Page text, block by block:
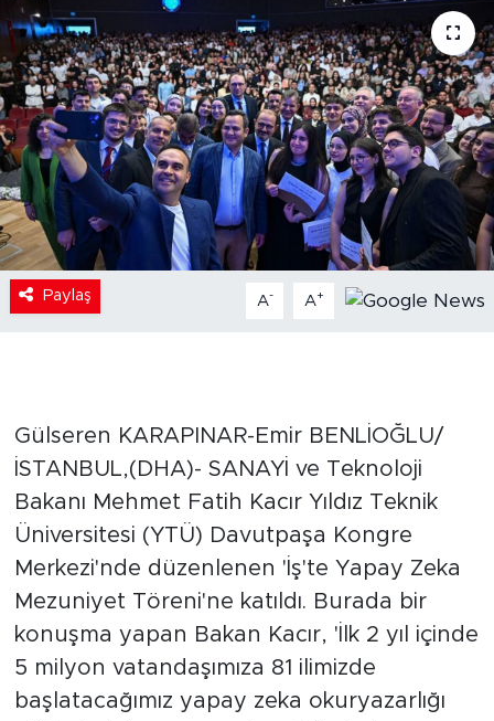
Paylaş A- A+
Gülseren KARAPINAR-Emir BENLİOĞLU/
İSTANBUL,(DHA)- SANAYİ ve Teknoloji
Bakanı Mehmet Fatih Kacır Yıldız Teknik
Üniversitesi (YTÜ) Davutpaşa Kongre
Merkezi'nde düzenlenen 'İş'te Yapay Zeka
Mezuniyet Töreni'ne katıldı. Burada bir
konuşma yapan Bakan Kacır, 'İlk 2 yıl içinde
5 milyon vatandaşımıza 81 ilimizde
başlatacağımız yapay zeka okuryazarlığı